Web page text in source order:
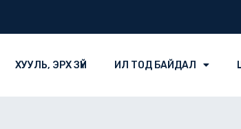
ХУУЛЬ, ЭРХ ЗҮЙ ИЛ ТОД БАЙДАЛ